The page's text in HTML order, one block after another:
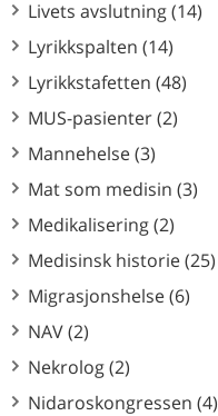
Livets avslutning (14)
Lyrikkspalten (14)
Lyrikkstafetten (48)
MUS-pasienter (2)
Mannehelse (3)
Mat som medisin (3)
Medikalisering (2)
Medisinsk historie (25)
Migrasjonshelse (6)
NAV (2)
Nekrolog (2)
Nidaroskongressen (4)